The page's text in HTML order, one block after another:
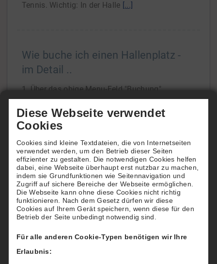
Tennis. Wichtig: In der Halle [...]
Wie buche ich einen Hallenplatz -
im Detail ..
1. Über das obige Menu-Feld "Buchung"
Tennisfelder.
In der Tagesansicht oder der Wochenansicht
ersehen Sie die Platzbelegung und freie Zeiten.
Wenn Sie die Belegung über einen späteren
Zeitraum einsehen[...]
Wie buchen Hotels für Ihre Gäste
Möchten Sie Ihren Gästen einen besonderen
"Tennis-Service" bieten?
Diese Webseite verwendet
Cookies
Cookies sind kleine Textdateien, die von Internetseiten
verwendet werden, um den Betrieb dieser Seiten
effizienter zu gestalten. Die notwendigen Cookies helfen
dabei, eine Webseite überhaupt erst nutzbar zu machen,
indem sie Grundfunktionen wie Seitennavigation und
Zugriff auf sichere Bereiche der Webseite ermöglichen.
Die Webseite kann ohne diese Cookies nicht richtig
funktionieren. Nach dem Gesetz dürfen wir diese
Cookies auf Ihrem Gerät speichern, wenn diese für den
Betrieb der Seite unbedingt notwendig sind.
Für alle anderen Cookie-Typen benötigen wir Ihre
Erlaubnis: